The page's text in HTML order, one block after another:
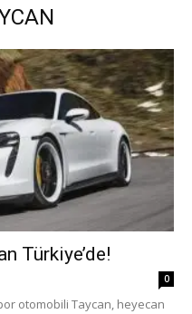
Türkiye’de!
0
otomobili Taycan, heyecan